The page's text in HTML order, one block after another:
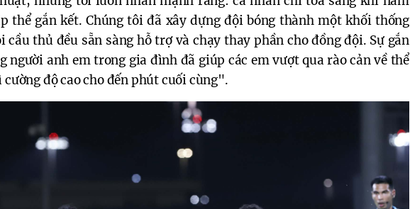
thể gắn kết. Chúng tôi đã xây dựng đội bóng thành một khối thống
cầu thủ đều sẵn sàng hỗ trợ và chạy thay phần cho đồng đội. Sự gắn
người anh em trong gia đình đã giúp các em vượt qua rào cản về thể
độ cao cho đến phút cuối cùng".